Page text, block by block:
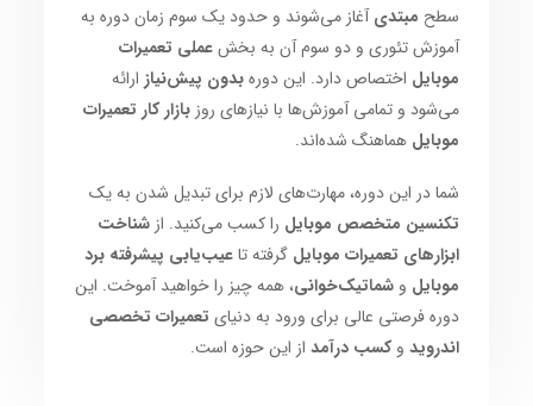
سطح مبتدیآغاز می‌شوند و حدود یک سوم زمان دوره به
آموزش تئوری و دو سوم آن به بخشعملی تعمیرات
موبایل اختصاص دارد. این دورهبدون پیش‌نیاز ارائه
می‌شود و تمامی آموزش‌ها با نیازهای روزبازار کار تعمیرات
موبایل هماهنگ شده‌اند.
شما در این دوره، مهارت‌های لازم برای تبدیل شدن به یک
تکنسین متخصص موبایل را کسب می‌کنید. ازشناخت
ابزارهای تعمیرات موبایل گرفته تاعیب‌یابی پیشرفته برد
موبایل وشماتیک‌خوانی، همه چیز را خواهید آموخت. این
دوره فرصتی عالی برای ورود به دنیای تعمیرات تخصصی
اندروید وکسب درآمد از این حوزه است.